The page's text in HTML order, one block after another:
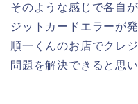
そのような感じで各自
ジットカードエラーが
順一くんのお店でクレ
問題を解決できると思い